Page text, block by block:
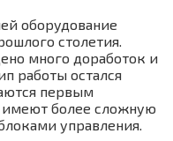
оборудование
столетия.
много доработок и
работы остался
первым
более сложную
управления.